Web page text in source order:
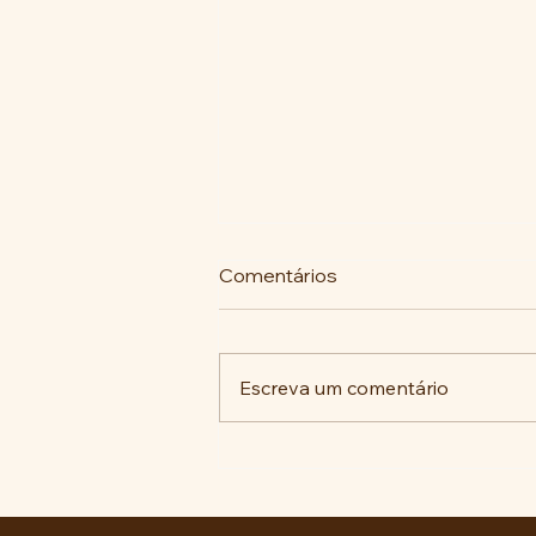
REIVINDICAR MELHORIAS
Comentários
Escreva um comentário